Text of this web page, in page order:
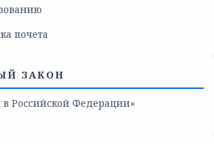
почета
ЗАКОН
в Российской Федерации»